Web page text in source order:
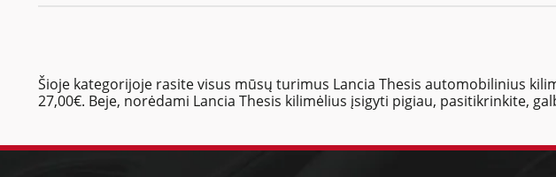
Šioje kategorijoje rasite visus mūsų turimus Lancia Thesis automobilinius
27,00€. Beje, norėdami Lancia Thesis kilimėlius įsigyti pigiau, pasitikrinkite,